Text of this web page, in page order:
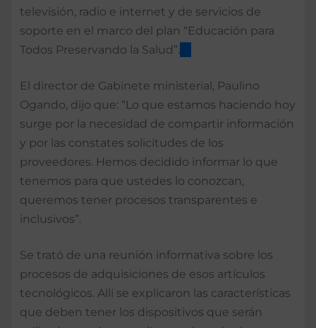
televisión, radio e internet y de servicios de
soporte en el marco del plan “Educación para
Todos Preservando la Salud”.
El director de Gabinete ministerial, Paulino
Ogando, dijo que: “Lo que estamos haciendo hoy
surge por la necesidad de compartir información
y por las constates solicitudes de los
proveedores. Hemos decidido informar lo que
tenemos para que ustedes lo conozcan,
queremos tener procesos transparentes e
inclusivos”.
Se trató de una reunión informativa sobre los
procesos de adquisiciones de esos artículos
tecnológicos. Allí se explicaron las características
que deben tener los dispositivos que serán